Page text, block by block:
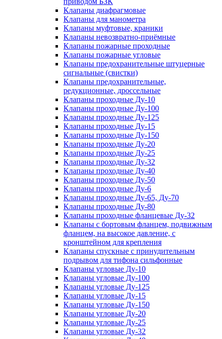
Клапаны диафрагмовые
Клапаны для манометра
Клапаны муфтовые, краники
Клапаны невозвратно-приёмные
Клапаны пожарные проходные
Клапаны пожарные угловые
Клапаны предохранительные штуцерные
сигнальные (свистки)
Клапаны предохранительные,
редукционные, дроссельные
Клапаны проходные Ду-10
Клапаны проходные Ду-100
Клапаны проходные Ду-125
Клапаны проходные Ду-15
Клапаны проходные Ду-150
Клапаны проходные Ду-20
Клапаны проходные Ду-25
Клапаны проходные Ду-32
Клапаны проходные Ду-40
Клапаны проходные Ду-50
Клапаны проходные Ду-6
Клапаны проходные Ду-65, Ду-70
Клапаны проходные Ду-80
Клапаны проходные фланцевые Ду-32
Клапаны с бортовым фланцем, подвижным
фланцем, на высокое давление, с
кронштейном для крепления
Клапаны спускные с принудительным
подрывом для тифона сильфонные
Клапаны угловые Ду-10
Клапаны угловые Ду-100
Клапаны угловые Ду-125
Клапаны угловые Ду-15
Клапаны угловые Ду-150
Клапаны угловые Ду-20
Клапаны угловые Ду-25
Клапаны угловые Ду-32